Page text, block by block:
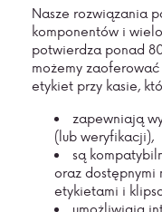
Nasze rozwiązania
komponentów i
potwierdza ponad
możemy
etykiet przy kasie,
zapewniają
(lub weryfikacji),
są
orazdostępnymi
etykietami i